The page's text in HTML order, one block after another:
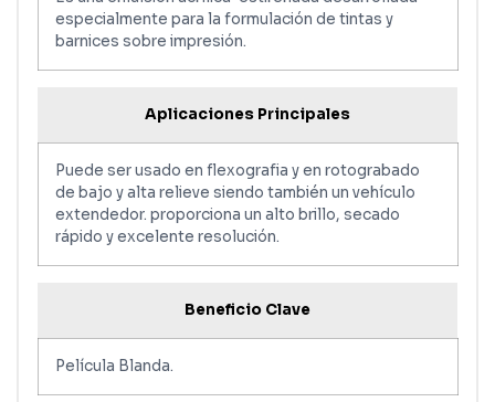
especialmente para la formulación de tintas y
barnices sobre impresión.
Aplicaciones Principales
Puede ser usado en flexografia y en rotograbado
de bajo y alta relieve siendo también un vehículo
extendedor. proporciona un alto brillo, secado
rápido y excelente resolución.
Beneficio Clave
Película Blanda.